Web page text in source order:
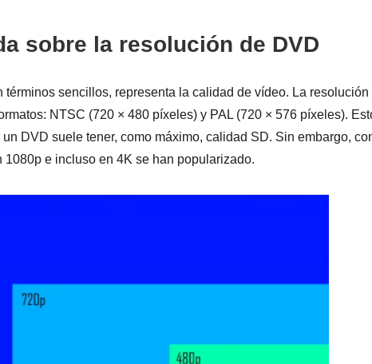
sobre la resolución de DVD
sencillos, representa la calidad de vídeo. La resolución
NTSC (720 × 480 píxeles) y PAL (720 × 576 píxeles).
DVD suele tener, como máximo, calidad SD. Sin embargo,
e incluso en 4K se han popularizado.